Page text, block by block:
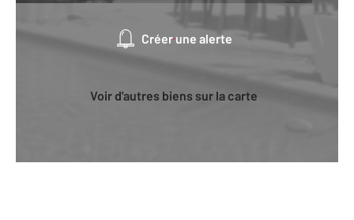
Créer une alerte
Voir d'autres biens sur la carte